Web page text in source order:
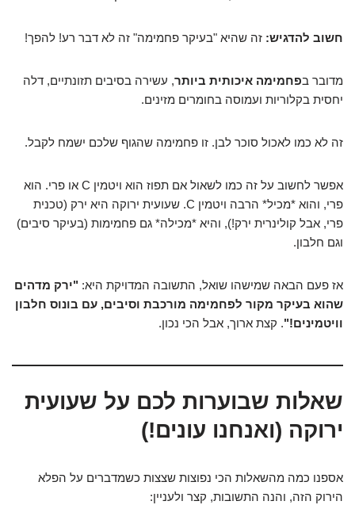
חשוב להדגיש: זה שהיא "בעיקר פחמימה" זה לא דבר רע! להפך!
מדובר בפחמימה איכותית ביותר, עשירה בסיבים תזונתיים, דלה
יחסית בקלוריות ועמוסה בחומרים מזינים.
זה לא כמו לאכול סוכר לבן. זו פחמימה שהגוף שלכם ישמח לקבל.
אפשר לחשוב על זה כמו לשאול אם תפוז הוא ויטמין C או פרי. הוא
פרי, והוא *מכיל* הרבה ויטמין C. שעועית ירוקה היא ירק (טכנית
פרי, אבל קולינרית ירק!), והיא *מכילה* גם פחמימות (בעיקר סיבים)
וגם חלבון.
אז פעם הבאה שמישהו שואל, התשובה המדויקת היא: "ירק מדהים
שהוא בעיקר מקור לפחמימה מורכבת וסיבים, עם בונוס חלבון
וויטמינים!". קצת ארוך, אבל הכי נכון.
שאלות שבוערות לכם על שעועית
ירוקה (ואנחנו עונים!)
אספנו כמה מהשאלות הכי נפוצות שצצות כשמדברים על הפלא
הירוק הזה, והנה התשובות, קצר ולעניין: